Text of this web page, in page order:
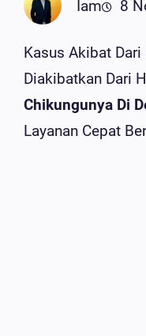
Iam 8
Kasus Akibat
Diakibatkan Dari
Chikungunya Di
Layanan Cepat